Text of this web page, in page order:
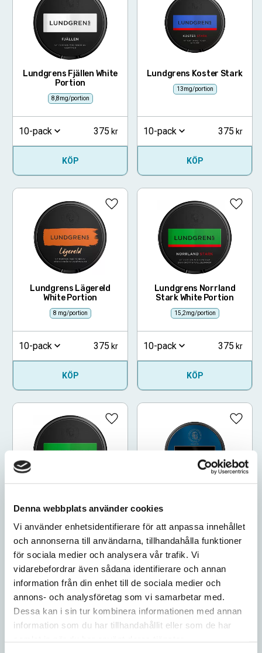
Denna webbplats använder cookies
Vi använder enhetsidentifierare för att anpassa innehållet
och annonserna till användarna, tillhandahålla funktioner
för sociala medier och analysera vår trafik. Vi
vidarebefordrar även sådana identifierare och annan
information från din enhet till de sociala medier och
annons- och analysföretag som vi samarbetar med.
Dessa kan i sin tur kombinera informationen med annan
information som du har tillhandahållit eller som de har
Lundgrens Fjällen White
Portion
8,8mg/portion
10-pack 375
KÖP
Lundgrens Koster Stark
13mg/portion
10-pack 375
KÖP
Lundgrens Lägereld
White Portion
8 mg/portion
Lägg till i favoriter
10-pack 375
KÖP
Lundgrens Norrland
Stark White Portion
15,2mg/portion
Lägg
10-pack 375
KÖP
Lundgrens Norrland
White Portion
8mg/portion
Lägg till i favoriter
10-pack 375
8mg/portion
Lägg
10-pack
Lägg till i favoriter Lägg